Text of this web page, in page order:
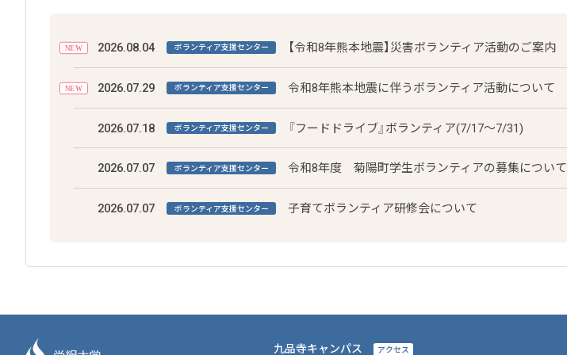
NEW 2026.08.04 ボランティア支援センター 【令和8年熊本地震】災害ボランティア活動のご案内
NEW 2026.07.29 ボランティア支援センター 令和8年熊本地震に伴うボランティア活動について
2026.07.18 ボランティア支援センター 『フードドライブ』ボランティア(7/17～7/31)
2026.07.07 ボランティア支援センター 令和8年度 菊陽町学生ボランティアの募集について
2026.07.07 ボランティア支援センター 子育てボランティア研修会について
九品寺キャンパス アクセス